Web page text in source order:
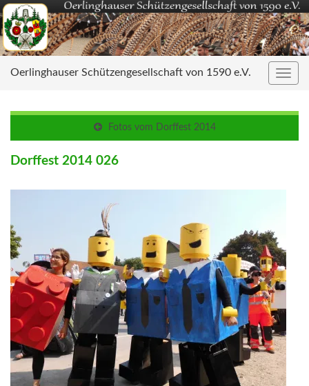
Oerlinghauser Schützengesellschaft von 1590 e.V.
Fotos vom Dorffest 2014
Dorffest 2014 026